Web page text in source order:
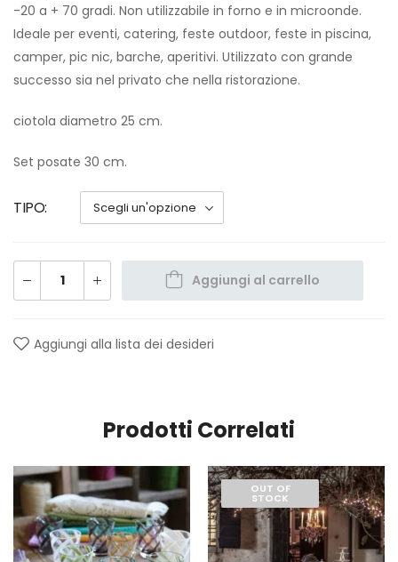
-20 a + 70 gradi. Non utilizzabile in forno e in microonde.
Ideale per eventi, catering, feste outdoor, feste in piscina,
camper, pic nic, barche, aperitivi. Utilizzato con grande
successo sia nel privato che nella ristorazione.
ciotola diametro 25 cm.
Set posate 30 cm.
TIPO
Aggiungi al carrello
Aggiungi alla lista dei desideri
Prodotti Correlati
OUT OF
STOCK